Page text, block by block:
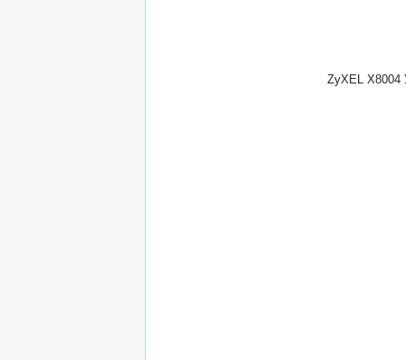
ZyXEL X8004